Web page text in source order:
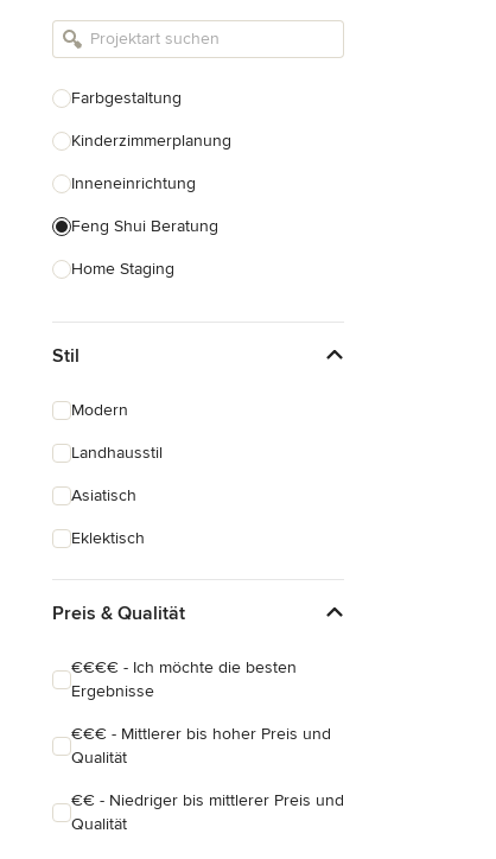
Armaturen & Sanitärbedarf
Einbauschränke
Farbgestaltung
Kinderzimmerplanung
Inneneinrichtung
Feng Shui Beratung
Home Staging
Alle anzeigen
Stil
Modern
Landhausstil
Asiatisch
Eklektisch
Preis & Qualität
€€€€ - Ich möchte die besten
Ergebnisse
€€€ - Mittlerer bis hoher Preis und
Qualität
€€ - Niedriger bis mittlerer Preis und
Qualität